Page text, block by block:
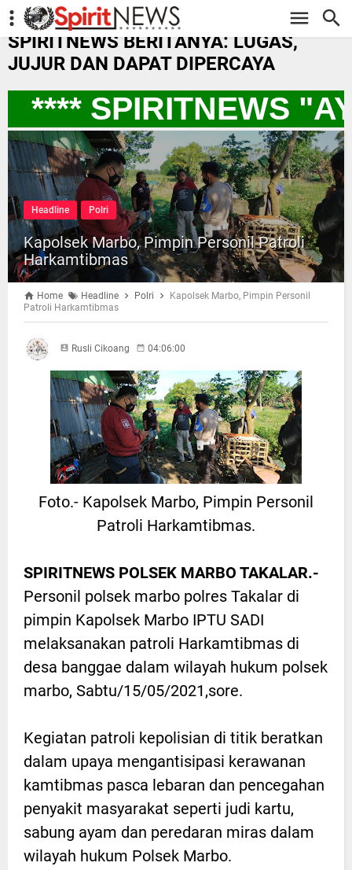
-->
SPIRITNEWS BERITANYA: LUGAS,
JUJUR DAN DAPAT DIPERCAYA
**** SPIRITNEWS
Headline Polri
Kapolsek Marbo, Pimpin Personil Patroli
Harkamtibmas
Home Headline Polri
Kapolsek Marbo, Pimpin Personil
Patroli Harkamtibmas
Rusli Cikoang 04:06:00
Foto.- Kapolsek Marbo, Pimpin Personil
Patroli Harkamtibmas.
SPIRITNEWS POLSEK MARBO TAKALAR.-
Personil polsek marbo polres Takalar di
pimpin Kapolsek Marbo IPTU SADI
melaksanakan patroli Harkamtibmas di
desa banggae dalam wilayah hukum polsek
marbo, Sabtu/15/05/2021,sore.
Kegiatan patroli kepolisian di titik beratkan
dalam upaya mengantisipasi kerawanan
kamtibmas pasca lebaran dan pencegahan
penyakit masyarakat seperti judi kartu,
sabung ayam dan peredaran miras dalam
wilayah hukum Polsek Marbo.